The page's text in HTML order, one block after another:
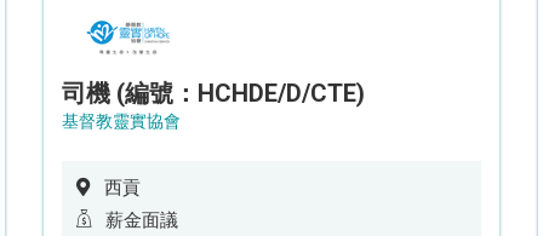
司機 (編號：HCHDE/D/CTE)
基督教靈實協會
西貢
薪金面議